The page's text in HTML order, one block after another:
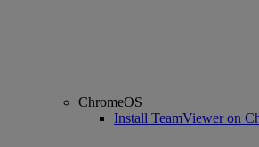
ChromeOS
Install TeamViewer on